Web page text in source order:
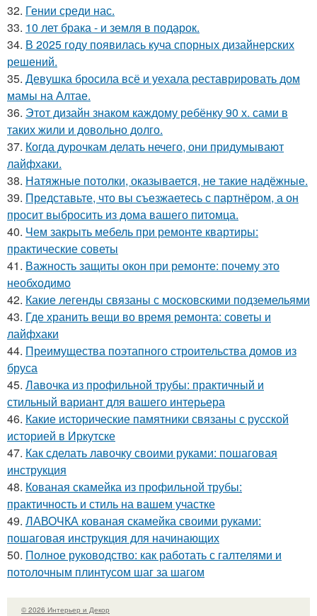
32. Гении среди нас.
33. 10 лет брака - и земля в подарок.
34. В 2025 году появилась куча спорных дизайнерских
решений.
35. Девушка бросила всё и уехала реставрировать дом
мамы на Алтае.
36. Этот дизайн знаком каждому ребёнку 90 х. сами в
таких жили и довольно долго.
37. Когда дурочкам делать нечего, они придумывают
лайфхаки.
38. Натяжные потолки, оказывается, не такие надёжные.
39. Представьте, что вы съезжаетесь с партнёром, а он
просит выбросить из дома вашего питомца.
40. Чем закрыть мебель при ремонте квартиры:
практические советы
41. Важность защиты окон при ремонте: почему это
необходимо
42. Какие легенды связаны с московскими подземельями
43. Где хранить вещи во время ремонта: советы и
лайфхаки
44. Преимущества поэтапного строительства домов из
бруса
45. Лавочка из профильной трубы: практичный и
стильный вариант для вашего интерьера
46. Какие исторические памятники связаны с русской
историей в Иркутске
47. Как сделать лавочку своими руками: пошаговая
инструкция
48. Кованая скамейка из профильной трубы:
практичность и стиль на вашем участке
49. ЛАВОЧКА кованая скамейка своими руками:
пошаговая инструкция для начинающих
50. Полное руководство: как работать с галтелями и
потолочным плинтусом шаг за шагом
© 2026 Интерьер и Декор